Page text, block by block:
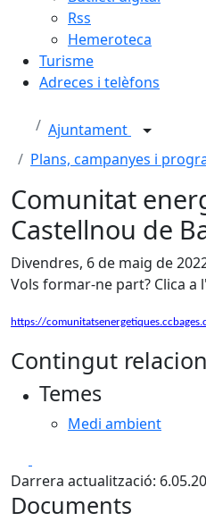
Rss
Hemeroteca
Turisme
Adreces i telèfons
Ajuntament
Plans, campanyes i
Comunitat
Castellnou de
Divendres, 6 de maig de
Vols formar-ne part? Clica a
https://
Contingut
Temes
Medi ambient
Darrera actualització:
Documents